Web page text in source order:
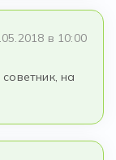
в 10:00
на